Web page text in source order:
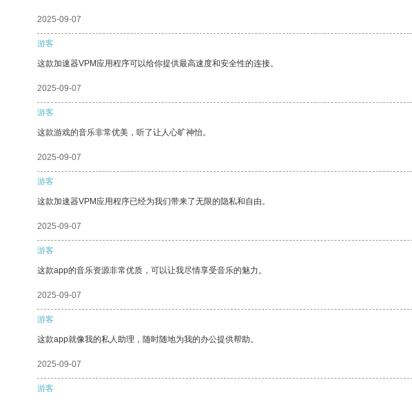
2025-09-07
游客
这款加速器VPM应用程序可以给你提供最高速度和安全性的连接。
2025-09-07
游客
这款游戏的音乐非常优美，听了让人心旷神怡。
2025-09-07
游客
这款加速器VPM应用程序已经为我们带来了无限的隐私和自由。
2025-09-07
游客
这款app的音乐资源非常优质，可以让我尽情享受音乐的魅力。
2025-09-07
游客
这款app就像我的私人助理，随时随地为我的办公提供帮助。
2025-09-07
游客